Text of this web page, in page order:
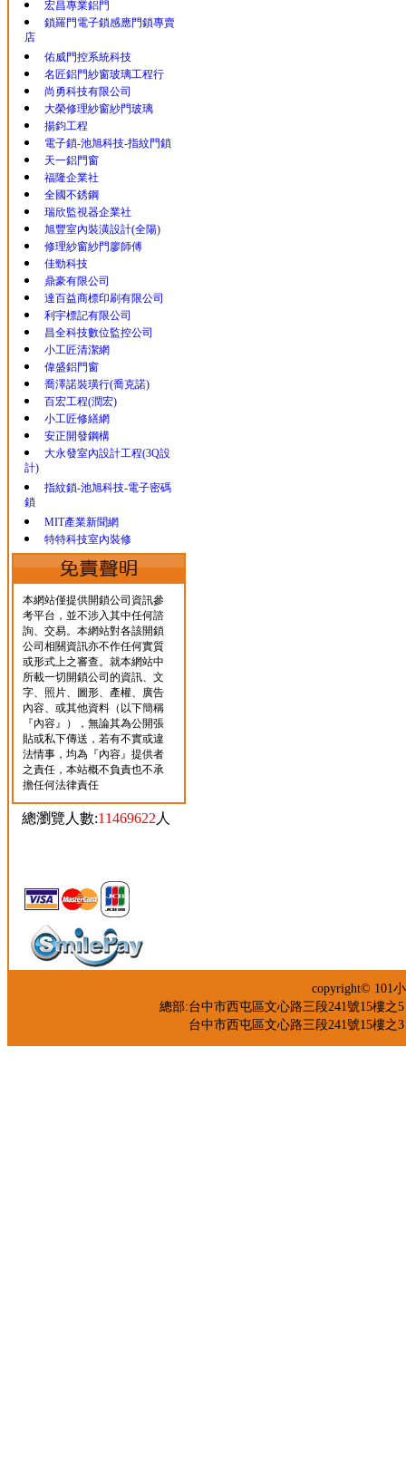
宏昌專業鋁門
鎖羅門電子鎖感應門鎖專賣
店
佑威門控系統科技
名匠鋁門紗窗玻璃工程行
尚勇科技有限公司
大榮修理紗窗紗門玻璃
揚鈞工程
電子鎖-池旭科技-指紋門鎖
天一鋁門窗
福隆企業社
全國不銹鋼
瑞欣監視器企業社
旭豐室內裝潢設計(全陽)
修理紗窗紗門廖師傅
佳勁科技
鼎豪有限公司
達百益商標印刷有限公司
利宇標記有限公司
昌全科技數位監控公司
小工匠清潔網
偉盛鋁門窗
喬澤諾裝璜行(喬克諾)
百宏工程(潤宏)
小工匠修繕網
安正開發鋼構
大永發室內設計工程(3Q設
計)
指紋鎖-池旭科技-電子密碼
鎖
MIT產業新聞網
特特科技室內裝修
本網站僅提供開鎖公司資訊參
考平台，並不涉入其中任何諮
詢、交易。本網站對各該開鎖
公司相關資訊亦不作任何實質
或形式上之審查。就本網站中
所載一切開鎖公司的資訊、文
字、照片、圖形、產權、廣告
內容、或其他資料（以下簡稱
『內容』），無論其為公開張
貼或私下傳送，若有不實或違
法情事，均為『內容』提供者
之責任，本站概不負責也不承
擔任何法律責任
總瀏覽人數:11469622 人
copyright©
總部:台中市西屯區文心路三段241號15樓
台中市西屯區文心路三段241號15樓